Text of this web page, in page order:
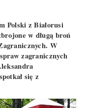
Polski z Białorusi
w długą broń
W
zagranicznych
się z